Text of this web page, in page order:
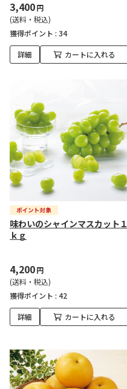
3,400円
(送料・税込)
獲得ポイント : 34
詳細 カートに入れる
味わいのシャインマスカット１
ｋｇ
4,200円
(送料・税込)
獲得ポイント : 42
詳細 カートに入れる